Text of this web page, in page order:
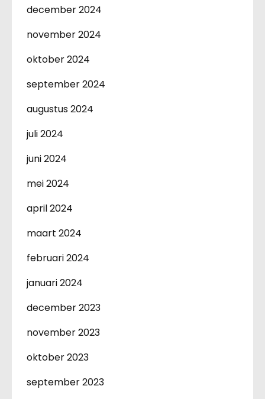
december 2024
november 2024
oktober 2024
september 2024
augustus 2024
juli 2024
juni 2024
mei 2024
april 2024
maart 2024
februari 2024
januari 2024
december 2023
november 2023
oktober 2023
september 2023